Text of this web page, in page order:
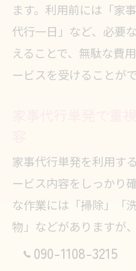
ます。利用前には「家
代行一日」など、必要
えることで、無駄な費
ービスを受けることが
家事代行単発を利用す
ービス内容をしっかり
な作業には「掃除」「
物」などがありますが
やオプションが異なり
090-1108-3215